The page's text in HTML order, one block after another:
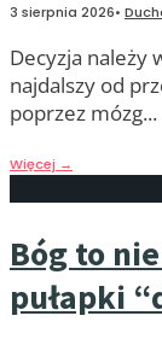
3 sierpnia 2026•
Decyzja należy
najdalszy od
poprzez mózg...
Więcej →
Bóg to
pułapki